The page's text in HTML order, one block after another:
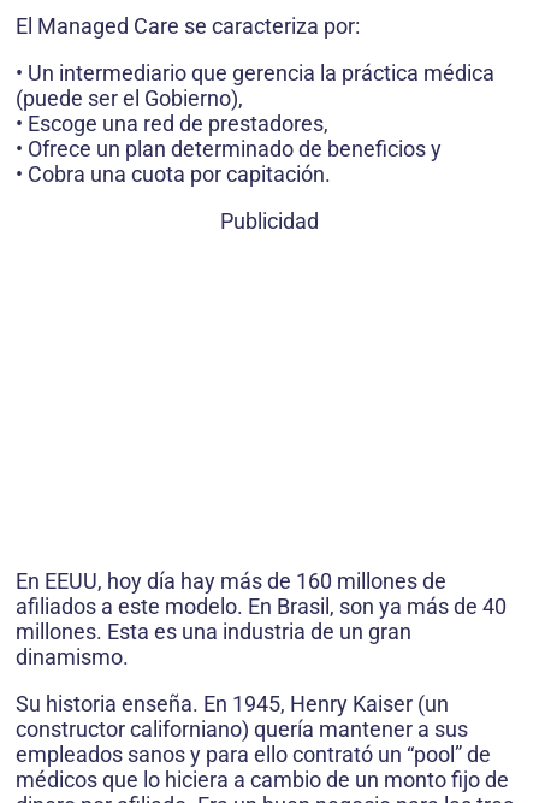
El Managed Care se caracteriza por:
• Un intermediario que gerencia la práctica médica
(puede ser el Gobierno),
• Escoge una red de prestadores,
• Ofrece un plan determinado de beneficios y
• Cobra una cuota por capitación.
Publicidad
En EEUU, hoy día hay más de 160 millones de
afiliados a este modelo. En Brasil, son ya más de 40
millones. Esta es una industria de un gran
dinamismo.
Su historia enseña. En 1945, Henry Kaiser (un
constructor californiano) quería mantener a sus
empleados sanos y para ello contrató un “pool” de
médicos que lo hiciera a cambio de un monto fijo de